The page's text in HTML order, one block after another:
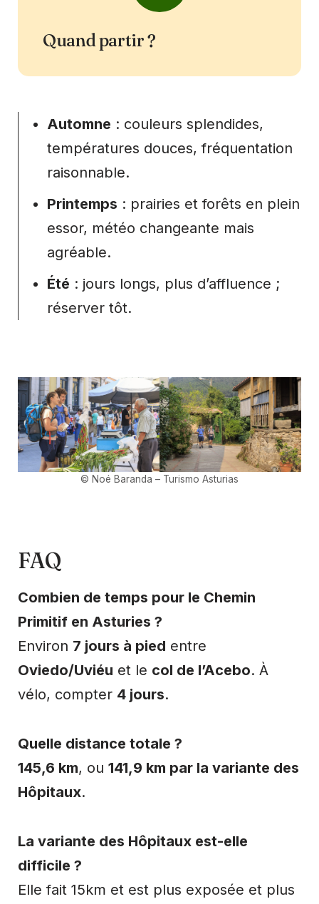
Quand partir ?
Automne : couleurs splendides,
températures douces, fréquentation
raisonnable.
Printemps : prairies et forêts en plein
essor, météo changeante mais
agréable.
Été : jours longs, plus d’affluence ;
réserver tôt.
© Noé Baranda – Turismo Asturias
FAQ
Combien de temps pour le Chemin
Primitif en Asturies ?
Environ 7 jours à pied entre
Oviedo/Uviéu et le col de l’Acebo. À
vélo, compter 4 jours.
Quelle distance totale ?
145,6 km, ou 141,9 km par la variante des
Hôpitaux.
La variante des Hôpitaux est-elle
difficile ?
Elle fait 15km et est plus exposée et plus